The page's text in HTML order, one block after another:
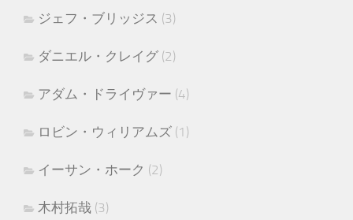
ジェフ・ブリッジス (3)
ダニエル・クレイグ (2)
アダム・ドライヴァー (4)
ロビン・ウィリアムズ (1)
イーサン・ホーク (2)
木村拓哉 (3)